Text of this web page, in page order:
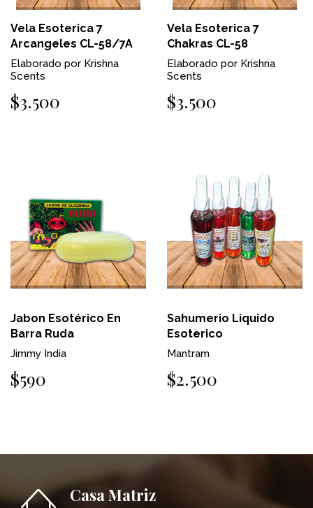
Vela Esoterica 7
Arcangeles CL-58/7A
Elaborado por Krishna
Scents
$3.500
Vela Esoterica 7
Chakras CL-58
Elaborado por Krishna
Scents
$3.500
Jabon Esotérico En
Barra Ruda
Jimmy India
$590
Sahumerio Liquido
Esoterico
Mantram
$2.500
Casa Matriz